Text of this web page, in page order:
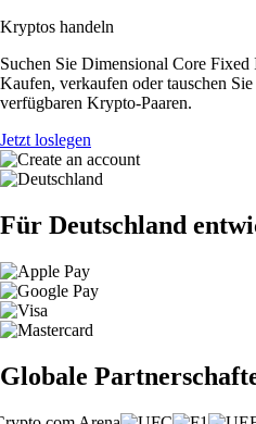
Kryptos handeln
Suchen Sie Dimensional Core
Kaufen, verkaufen oder tauschen
verfügbaren Krypto-Paaren.
Jetzt loslegen
Für Deutschland
Globale